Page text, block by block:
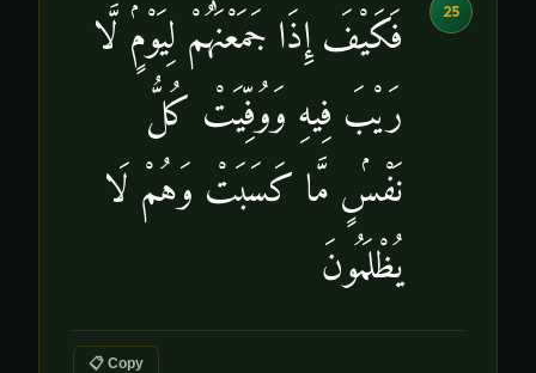
25
فَكَيْفَ إِذَا جَمَعْنَٰهُمْ لِيَوْمٍۢ لَّا
رَيْبَ فِيهِ وَوُفِّيَتْ كُلُّ
نَفْسٍۢ مَّا كَسَبَتْ وَهُمْ لَا
يُظْلَمُونَ
📋 Copy